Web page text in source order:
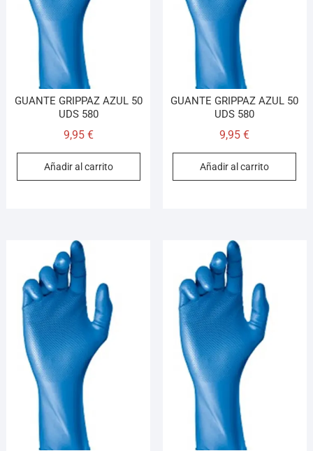
GUANTE GRIPPAZ AZUL 50
UDS 580
9,95 €
Añadir al carrito
GUANTE GRIPPAZ AZUL 50
UDS 580
9,95€
Añadir al carrito